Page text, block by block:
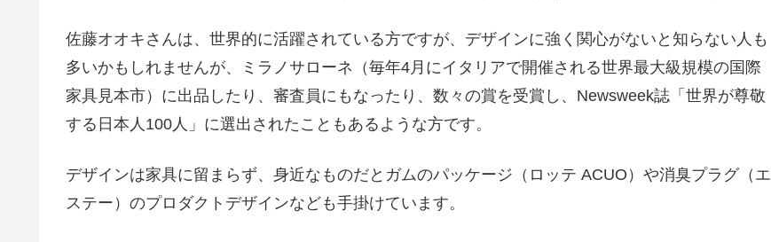
佐藤オオキさんは、世界的に活躍されている方ですが、デザインに強く関心がないと知らない人も
多いかもしれませんが、ミラノサローネ（毎年4月にイタリアで開催される世界最大級規模の国際
家具見本市）に出品したり、審査員にもなったり、数々の賞を受賞し、Newsweek誌「世界が尊敬
する日本人100人」に選出されたこともあるような方です。
デザインは家具に留まらず、身近なものだとガムのパッケージ（ロッテ ACUO）や消臭プラグ（エ
ステー）のプロダクトデザインなども手掛けています。